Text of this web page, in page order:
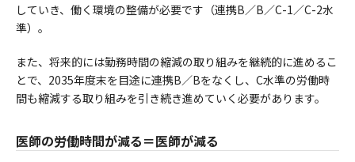
していき、働く環境の整備が必要です（連携B／B／C-1／C-2水
準）。
また、将来的には勤務時間の縮減の取り組みを継続的に進めるこ
とで、2035年度末を目途に連携B／Bをなくし、C水準の労働時
間も縮減する取り組みを引き続き進めていく必要があります。
医師の労働時間が減る＝医師が減る